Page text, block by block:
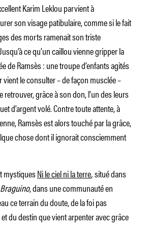
Karim Leklou parvient à
son visage patibulaire, comme si le fait
des morts ramenait son triste
ce qu’un caillou vienne gripper la
de Ramsès : une troupe d’enfants agités
vient le consulter – de façon musclée –
grâce à son don, l’un des leurs
d’argent volé. Contre toute attente, à
Ramsès est alors touché par la grâce,
chose dont il ignorait consciemment
mystiquesNi le ciel ni la terre,situé dans
Braguino, dans une communauté en
ce terrain du doute, de la foi pas
du destin que vient arpenter avec grâce